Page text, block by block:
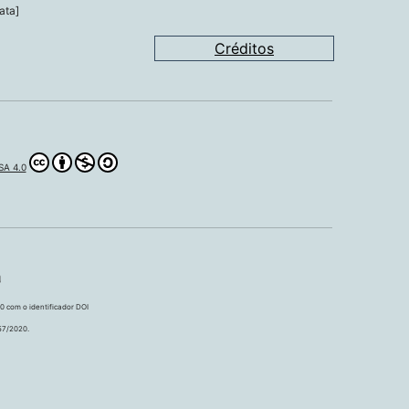
Créditos
4.0
com o identificador DOI
2020.